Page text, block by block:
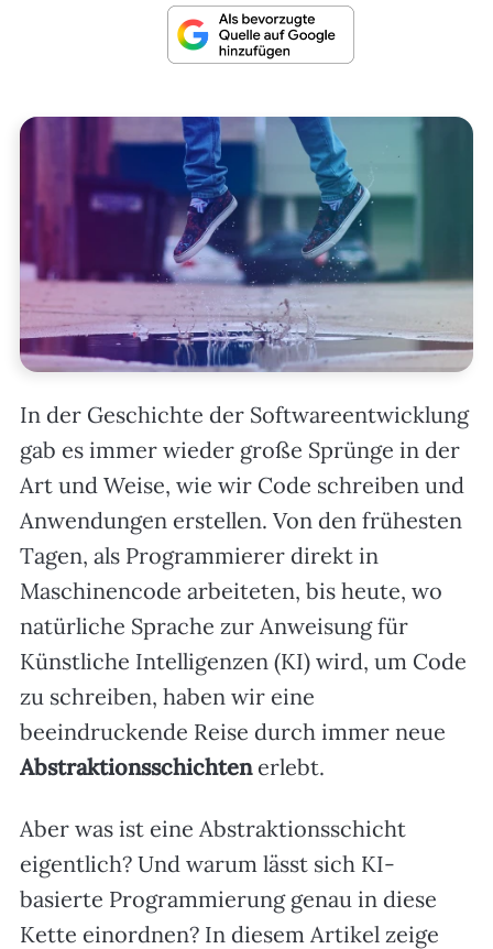
In der Geschichte der Softwareentwicklung
gab es immer wieder große Sprünge in der
Art und Weise, wie wir Code schreiben und
Anwendungen erstellen. Von den frühesten
Tagen, als Programmierer direkt in
Maschinencode arbeiteten, bis heute, wo
natürliche Sprache zur Anweisung für
Künstliche Intelligenzen (KI) wird, um Code
zu schreiben, haben wir eine
beeindruckende Reise durch immer neue
Abstraktionsschichtenerlebt.
Aber was ist eine Abstraktionsschicht
eigentlich? Und warum lässt sich KI-
basierte Programmierung genau in diese
Kette einordnen? In diesem Artikel zeige